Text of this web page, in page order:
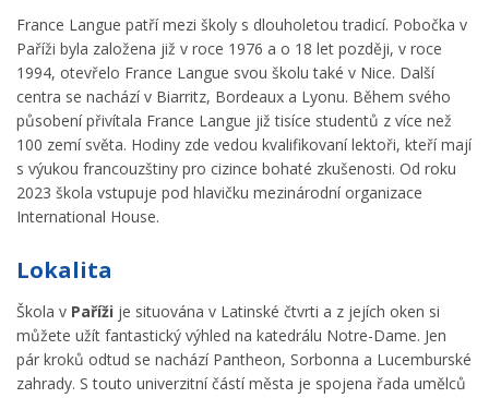
France Langue patří mezi školy s dlouholetou tradicí. Pobočka v
Paříži byla založena již v roce 1976 a o 18 let později, v roce
1994, otevřelo France Langue svou školu také v Nice. Další
centra se nachází v Biarritz, Bordeaux a Lyonu. Během svého
působení přivítala France Langue již tisíce studentů z více než
100 zemí světa. Hodiny zde vedou kvalifikovaní lektoři, kteří mají
s výukou francouzštiny pro cizince bohaté zkušenosti. Od roku
2023 škola vstupuje pod hlavičku mezinárodní organizace
International House.
Lokalita
Škola v Paříži je situována v Latinské čtvrti a z jejích oken si
můžete užít fantastický výhled na katedrálu Notre-Dame. Jen
pár kroků odtud se nachází Pantheon, Sorbonna a Lucemburské
zahrady. S touto univerzitní částí města je spojena řada umělců